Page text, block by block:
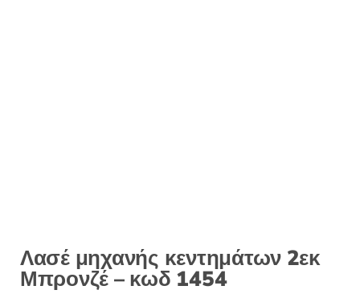
Λασέ μηχανής κεντημάτων 2εκ
Μπρονζέ – κωδ 1454